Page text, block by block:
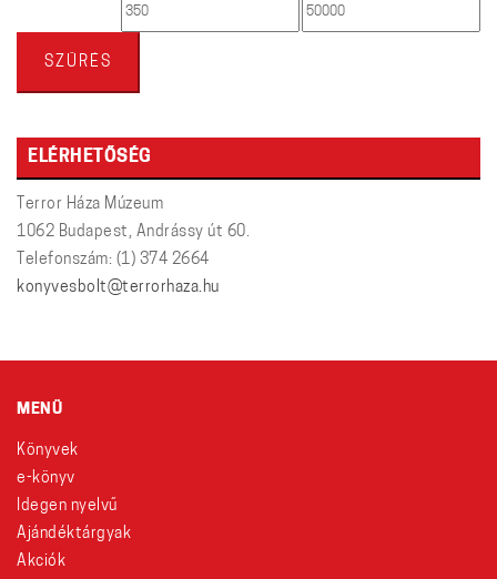
Min Max
SZŰRÉS
ELÉRHETŐSÉG
Terror Háza Múzeum
1062 Budapest, Andrássy út 60.
Telefonszám: (1) 374 2664
konyvesbolt@terrorhaza.hu
MENÜ
Könyvek
e-könyv
Idegen nyelvű
Ajándéktárgyak
Akciók